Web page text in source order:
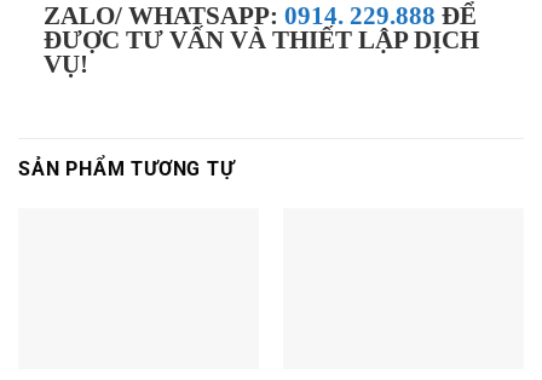
ZALO/ WHATSAPP: 0914. 229.888 ĐỂ
ĐƯỢC TƯ VẤN VÀ THIẾT LẬP DỊCH
VỤ!
SẢN PHẨM TƯƠNG TỰ